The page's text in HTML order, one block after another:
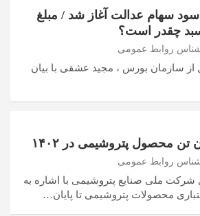
سهام عدالت آغاز شد / مبلغ
چقدر است؟
روابط عمومی
از سازمان بورس ، مجید عشقی با بیان
روابط عمومی
شرکت ملی صنایع پتروشیمی با اشاره به
محصولات پتروشیمی تا پایان…